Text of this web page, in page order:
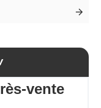
et lave-
vous permette
un style
assiette encore
vente